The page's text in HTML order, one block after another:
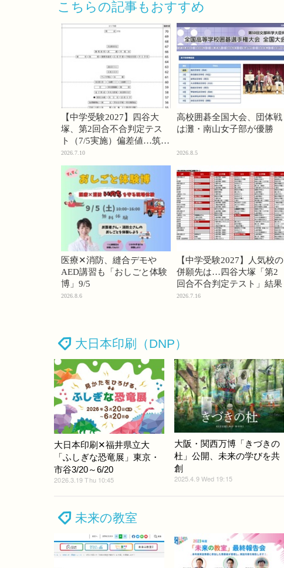
こちらの記事もおすすめ
【中学受験2027】四谷大
塚、第2回合不合判定テス
ト（7/5実施）偏差値…筑駒
74・桜蔭70＜PR＞
2026.7.10
高校囲碁全国大会、団体戦
は灘・南山女子部が優勝
2026.8.5
医療✕消防、縫合デモや
AED講習も「おしごと体験
博」9/5
2026.8.6
【中学受験2027】人気校の
併願先は…四谷大塚「第2
回合不合判定テスト」結果
2026.7.16
大日本印刷（DNP）
大日本印刷✕福井県立大
「ふしぎな恐竜展」東京・
市谷3/20～6/20
2026.3.19 Thu 10:45
大阪・関西万博「きづきの
杜」公開、未来の学びを共
創
2025.4.9 Wed 19:15
未来の教室